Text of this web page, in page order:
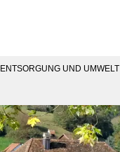
ENTSORGUNG UND UMWELT